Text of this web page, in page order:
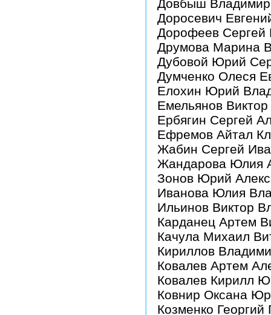
Довбыш
Доросевич
Дорофеев
Друмова Марина
Дубовой Юрий
Думченко Олеся
Елохин Юрий
Емельянов
Ербягин Сергей
Ефремов Айтал
Жабин Сергей
Жандарова Юлия
Зонов Юрий
Иванова Юлия
Ильинов Виктор
Карданец Артем
Качула Михаил
Кириллов
Ковалев Артем
Ковалев Кирилл
Ковнир Оксана
Козменко